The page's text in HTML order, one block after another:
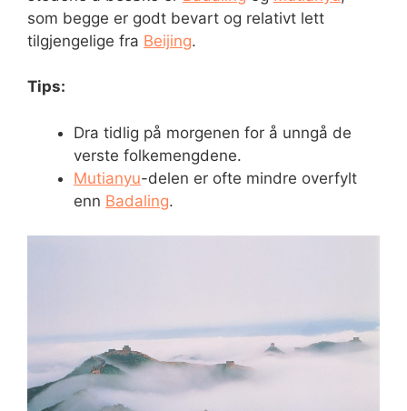
som begge er godt bevart og relativt lett
tilgjengelige fra Beijing.
Tips:
Dra tidlig på morgenen for å unngå de
verste folkemengdene.
Mutianyu-delen er ofte mindre overfylt
enn Badaling.